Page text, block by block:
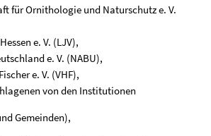
für Ornithologie und Naturschutz e. V.
e. V. (LJV),
e. V. (NABU),
e. V. (VHF),
von den Institutionen
Gemeinden),